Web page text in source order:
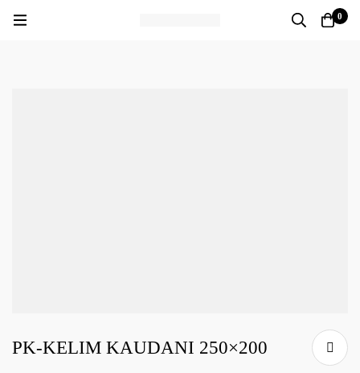
0
PK-KELIM KAUDANI 250×200